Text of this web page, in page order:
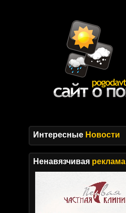
Интересные Новости
Ненавязчивая реклама